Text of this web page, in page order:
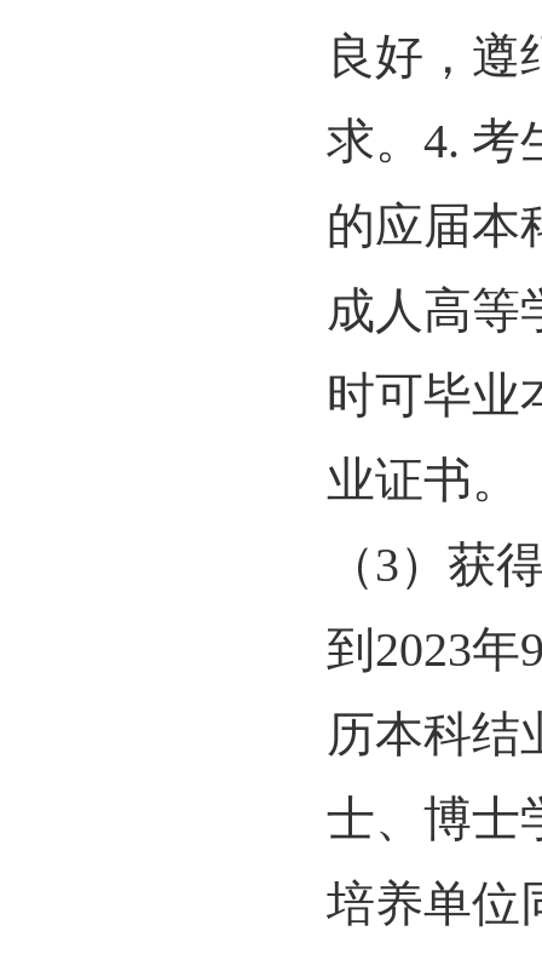
良好，遵
求。4. 考
的应届本
成人高等
时可毕业
业证书。
（3）获
到2023
历本科结
士、博士
培养单位